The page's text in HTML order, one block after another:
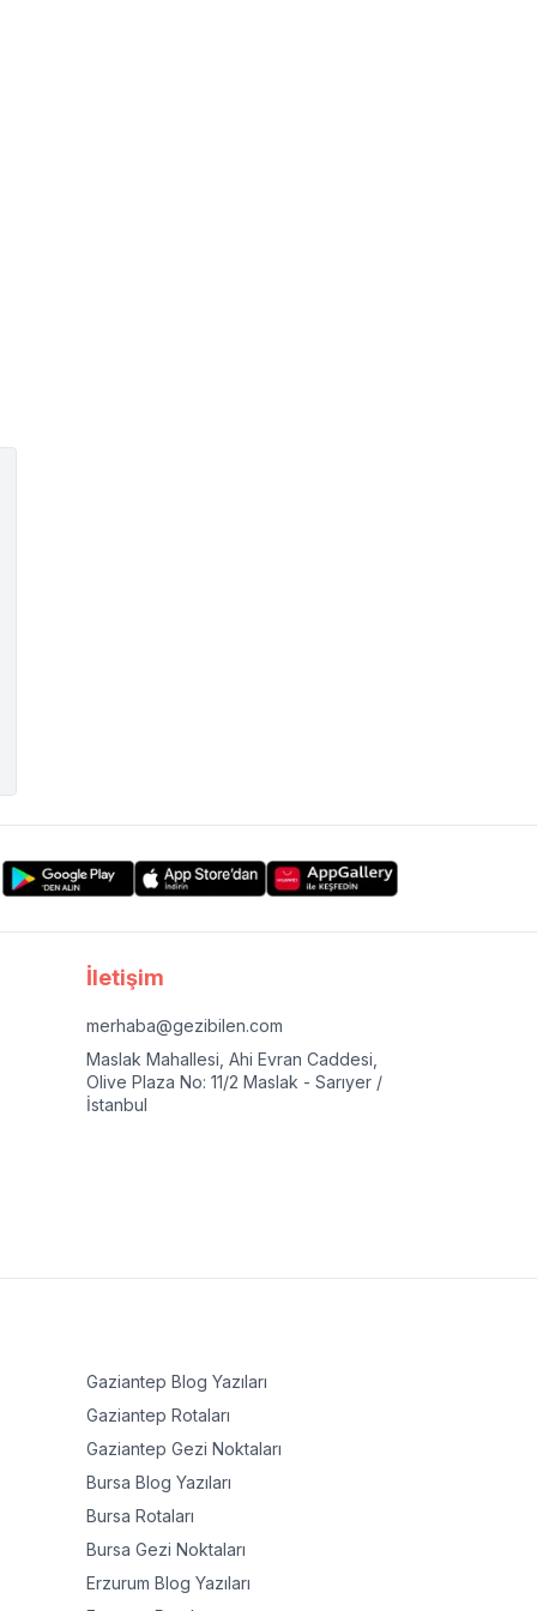
İletişim
merhaba@gezibilen.com
Maslak Mahallesi, Ahi Evran Caddesi,
Olive Plaza No: 11/2 Maslak - Sarıyer /
İstanbul
Gaziantep Blog Yazıları
Gaziantep Rotaları
Gaziantep Gezi Noktaları
Bursa Blog Yazıları
Bursa Rotaları
Bursa Gezi Noktaları
Erzurum Blog Yazıları